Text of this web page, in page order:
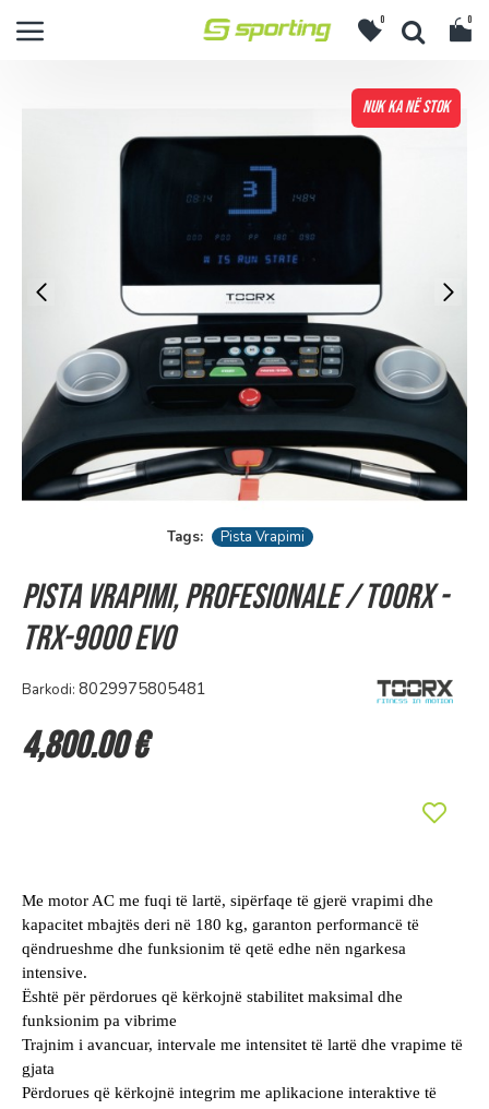
0 0
NUK KA NË STOK
Tags: Pista Vrapimi
Pista Vrapimi, Profesionale / Toorx -
TRX-9000 EVO
Barkodi: 8029975805481
4,800.00 €
Me motor AC me fuqi të lartë, sipërfaqe të gjerë vrapimi dhe
kapacitet mbajtës deri në 180 kg, garanton performancë të
qëndrueshme dhe funksionim të qetë edhe nën ngarkesa
intensive.
Është për përdorues që kërkojnë stabilitet maksimal dhe
funksionim pa vibrime
Trajnim i avancuar, intervale me intensitet të lartë dhe vrapime të
gjata
Përdorues që kërkojnë integrim me aplikacione interaktive të